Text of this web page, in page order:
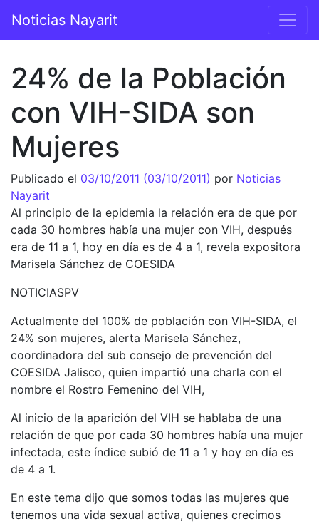
Navegación principal
Noticias Nayarit
24% de la Población
con VIH-SIDA son
Mujeres
Publicado el 03/10/2011 (03/10/2011) por Noticias
Nayarit
Al principio de la epidemia la relación era de que por
cada 30 hombres había una mujer con VIH, después
era de 11 a 1, hoy en día es de 4 a 1, revela expositora
Marisela Sánchez de COESIDA
NOTICIASPV
Actualmente del 100% de población con VIH-SIDA, el
24% son mujeres, alerta Marisela Sánchez,
coordinadora del sub consejo de prevención del
COESIDA Jalisco, quien impartió una charla con el
nombre el Rostro Femenino del VIH,
Al inicio de la aparición del VIH se hablaba de una
relación de que por cada 30 hombres había una mujer
infectada, este índice subió de 11 a 1 y hoy en día es
de 4 a 1.
En este tema dijo que somos todas las mujeres que
tenemos una vida sexual activa, quienes crecimos